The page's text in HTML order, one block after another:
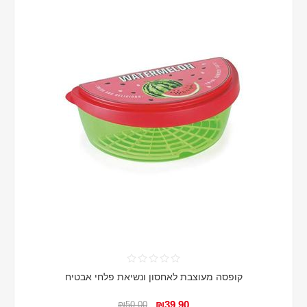
קופסה מעוצבת לאחסון ונשיאת פלחי אבטיח
₪50.00